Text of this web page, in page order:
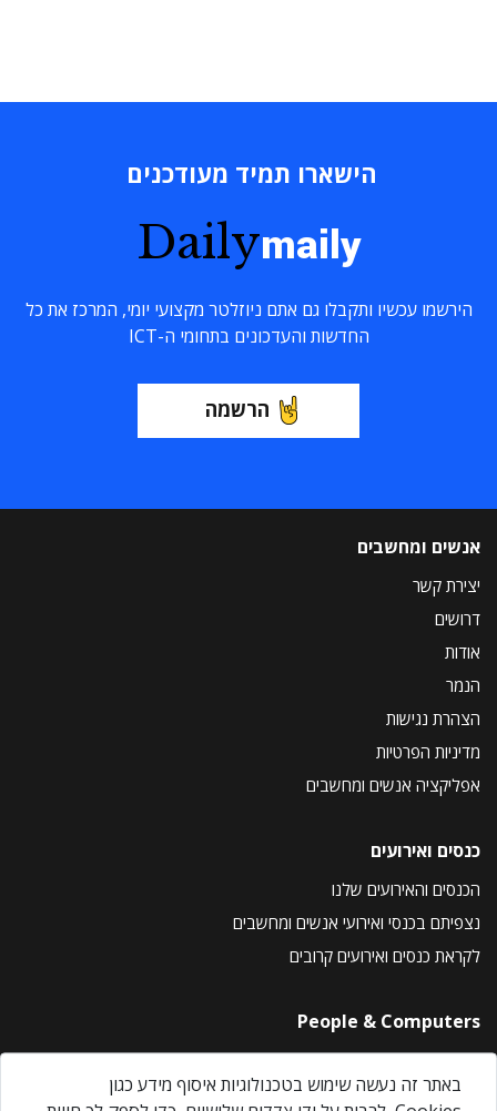
הישארו תמיד מעודכנים
Dailymaily
הירשמו עכשיו ותקבלו גם אתם ניוזלטר מקצועי יומי, המרכז את כל
החדשות והעדכונים בתחומי ה-ICT
הרשמה
אנשים ומחשבים
יצירת קשר
דרושים
אודות
הנמר
הצהרת נגישות
מדיניות הפרטיות
אפליקציה אנשים ומחשבים
כנסים ואירועים
הכנסים והאירועים שלנו
נצפיתם בכנסי ואירועי אנשים ומחשבים
לקראת כנסים ואירועים קרובים
People & Computers
About Us
Privacy Policy
באתר זה נעשה שימוש בטכנולוגיות איסוף מידע כגון